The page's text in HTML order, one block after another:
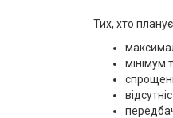
Тих, хто
мінімум